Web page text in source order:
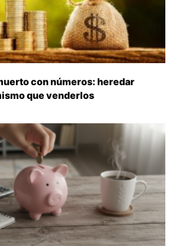
con números: heredar
que venderlos